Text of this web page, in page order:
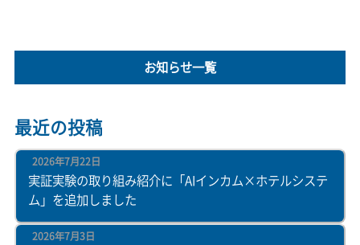
お知らせ一覧
最近の投稿
実証実験の取り組み紹介に「AIインカム×ホテルシステ
ム」を追加しました
2026年7月22日
2026年7月3日